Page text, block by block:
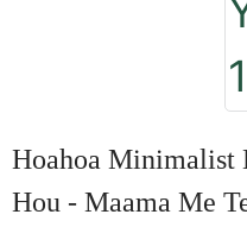
Hoahoa Minimalist
Hou - Maama Me